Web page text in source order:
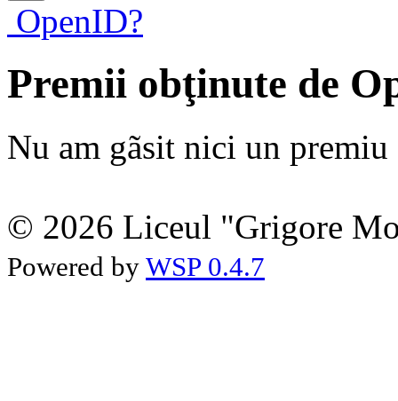
OpenID?
Premii obţinute de
Nu am gãsit nici un premiu
© 2026 Liceul "Grigore
Powered by WSP 0.4.7